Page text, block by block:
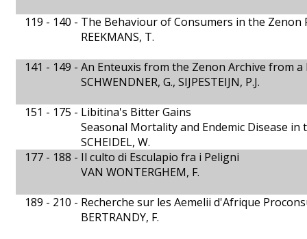
119 - 140 - The Behaviour of Consumers in the Zenon
REEKMANS, T.
141 - 149 - An Enteuxis from the Zenon Archive from a
SCHWENDNER, G., SIJPESTEIJN, P.J.
151 - 175 - Libitina's Bitter Gains
Seasonal Mortality and Endemic Disease in
SCHEIDEL, W.
177 - 188 - Il culto di Esculapio fra i Peligni
VAN WONTERGHEM, F.
189 - 210 - Recherche sur les Aemelii d'Afrique
BERTRANDY, F.